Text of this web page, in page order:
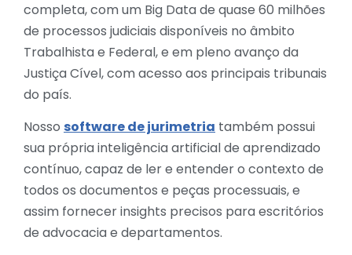
completa, com um Big Data de quase 60 milhões
de processos judiciais disponíveis no âmbito
Trabalhista e Federal, e em pleno avanço da
Justiça Cível, com acesso aos principais tribunais
do país.
Nosso software de jurimetria também possui
sua própria inteligência artificial de aprendizado
contínuo, capaz de ler e entender o contexto de
todos os documentos e peças processuais, e
assim fornecer insights precisos para escritórios
de advocacia e departamentos.